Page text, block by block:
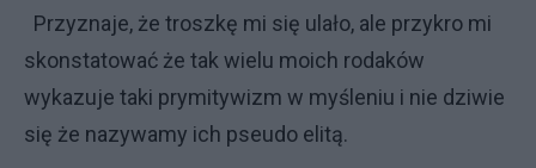
Przyznaje, że troszkę mi się ulało, ale przykro mi
skonstatować że tak wielu moich rodaków
wykazuje taki prymitywizm w myśleniu i nie dziwie
się że nazywamy ich pseudo elitą.